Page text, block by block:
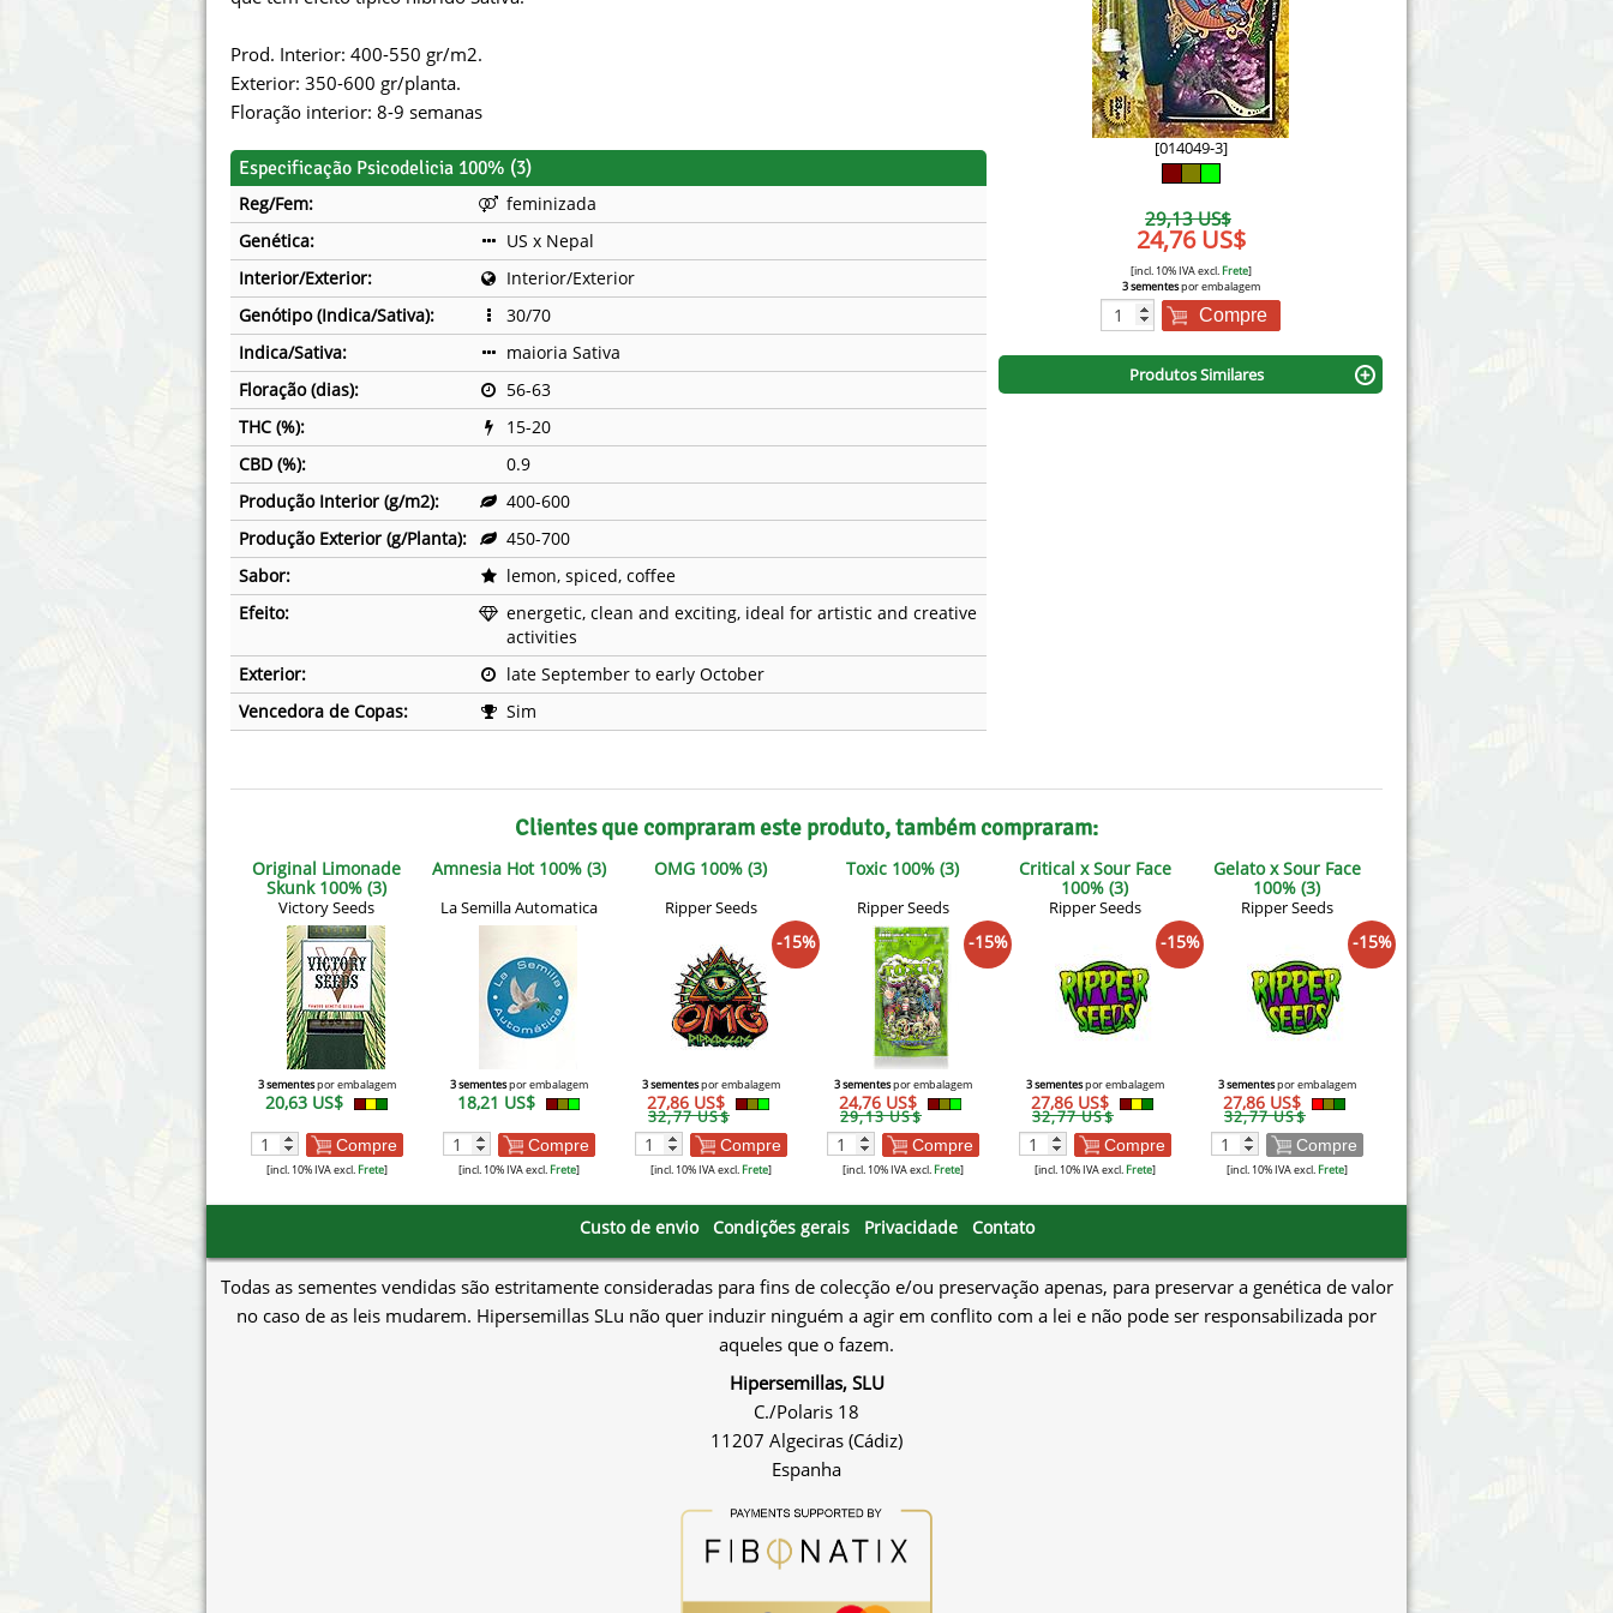
Barney's Farm
Blimburn Seeds
Bulk Seed Bank
Bulldog Seeds
Cannabella Genetics
G13 Labs
Genehtik Seeds
Green Bodhi
House of the Great Gardener
Ministry of Cannabis Söllner - Vadda's Marijuanabam
Victory Seeds
Vision Seeds
White Label Seeds
World of Seeds
CBD Cânhamo Industrial
Prod. Interior: 400-550 gr/m2.
Exterior: 350-600 gr/planta.
Floração interior: 8-9 semanas
Especificação Psicodelicia 100% (3)
Reg/Fem:
feminizada
Genética:
US x Nepal
Interior/Exterior:
Interior/Exterior
Genótipo (Indica/Sativa):
30/70
Indica/Sativa:
maioria Sativa
Floração (dias):
56-63
THC (%):
15-20
CBD (%):
0.9
Produção Interior (g/m2):
400-600
Produção Exterior (g/Planta):
450-700
Sabor:
lemon, spiced, coffee
Efeito:
energetic, clean and exciting, ideal for artistic and creative
activities
Exterior:
late September to early October
Vencedora de Copas:
Sim
[014049-3]
29,13 US$
24,76 US$
[incl. 10% IVA excl.Frete]
3 sementespor embalagem
Compre
Produtos Similares
Clientes que compraram este produto, também compraram:
Original Limonade
Skunk 100% (3)
Victory Seeds
3 sementespor embalagem
20,63 US$
Compre
[incl. 10% IVA excl.Frete]
Amnesia Hot 100% (3)
La Semilla Automatica
3 sementespor embalagem
18,21 US$
Compre
[incl. 10% IVA excl.Frete]
OMG 100% (3)
Ripper Seeds
-15%
3 sementespor embalagem
27,86 US$
32,77 US$
Compre
[incl. 10% IVA excl.Frete]
Toxic 100% (3)
Ripper Seeds
-15%
3 sementespor embalagem
24,76 US$
29,13 US$
Compre
[incl. 10% IVA excl.Frete]
Critical x Sour Face
100% (3)
Ripper Seeds
-15%
3 sementespor embalagem
27,86 US$
32,77 US$
Compre
[incl. 10% IVA excl.Frete]
Gelato x Sour Face
100% (3)
Ripper Seeds
-15%
3 sementespor embalagem
27,86 US$
32,77 US$
Compre
[incl. 10% IVA excl.Frete]
Custo de envio Condições gerais Privacidade Contato
Todas as sementes vendidas são estritamente consideradas para fins de colecção e/ou preservação apenas, para preservar a genética de valor
no caso de as leis mudarem. Hipersemillas SLu não quer induzir ninguém a agir em conflito com a lei e não pode ser responsabilizada por
aqueles que o fazem.
Hipersemillas, SLU
C./Polaris 18
11207 Algeciras (Cádiz)
Espanha